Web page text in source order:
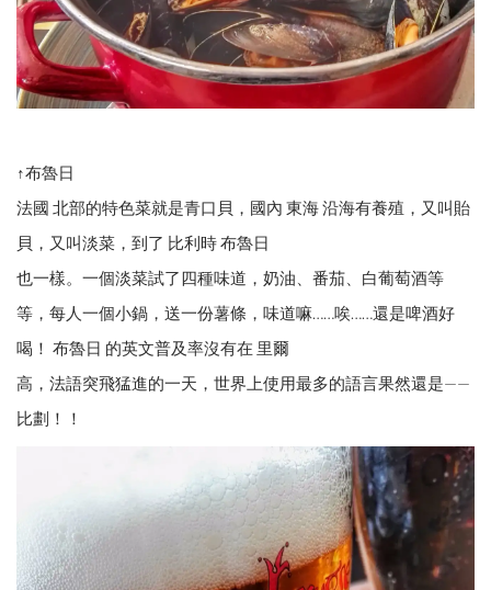
↑布魯日
法國 北部的特色菜就是青口貝，國內 東海 沿海有養殖，又叫貽
貝，又叫淡菜，到了 比利時 布魯日
也一樣。一個淡菜試了四種味道，奶油、番茄、白葡萄酒等
等，每人一個小鍋，送一份薯條，味道嘛……唉……還是啤酒好
喝！ 布魯日 的英文普及率沒有在 里爾
高，法語突飛猛進的一天，世界上使用最多的語言果然還是——
比劃！！